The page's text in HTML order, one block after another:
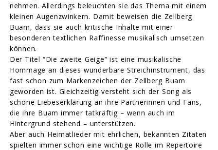
nehmen. Allerdings beleuchten sie das Thema mit einem
kleinen Augenzwinkern. Damit beweisen die Zellberg
Buam, dass sie auch kritische Inhalte mit einer
besonderen textlichen Raffinesse musikalisch umsetzen
können.
Der Titel “Die zweite Geige“ ist eine musikalische
Hommage an dieses wunderbare Streichinstrument, das
fast schon zum Markenzeichen der Zellberg Buam
geworden ist. Gleichzeitig versteht sich der Song als
schöne Liebeserklärung an ihre Partnerinnen und Fans,
die ihre Buam immer tatkräftig – wenn auch im
Hintergrund stehend – unterstützen.
Aber auch Heimatlieder mit ehrlichen, bekannten Zitaten
spielten immer schon eine wichtige Rolle im Repertoire